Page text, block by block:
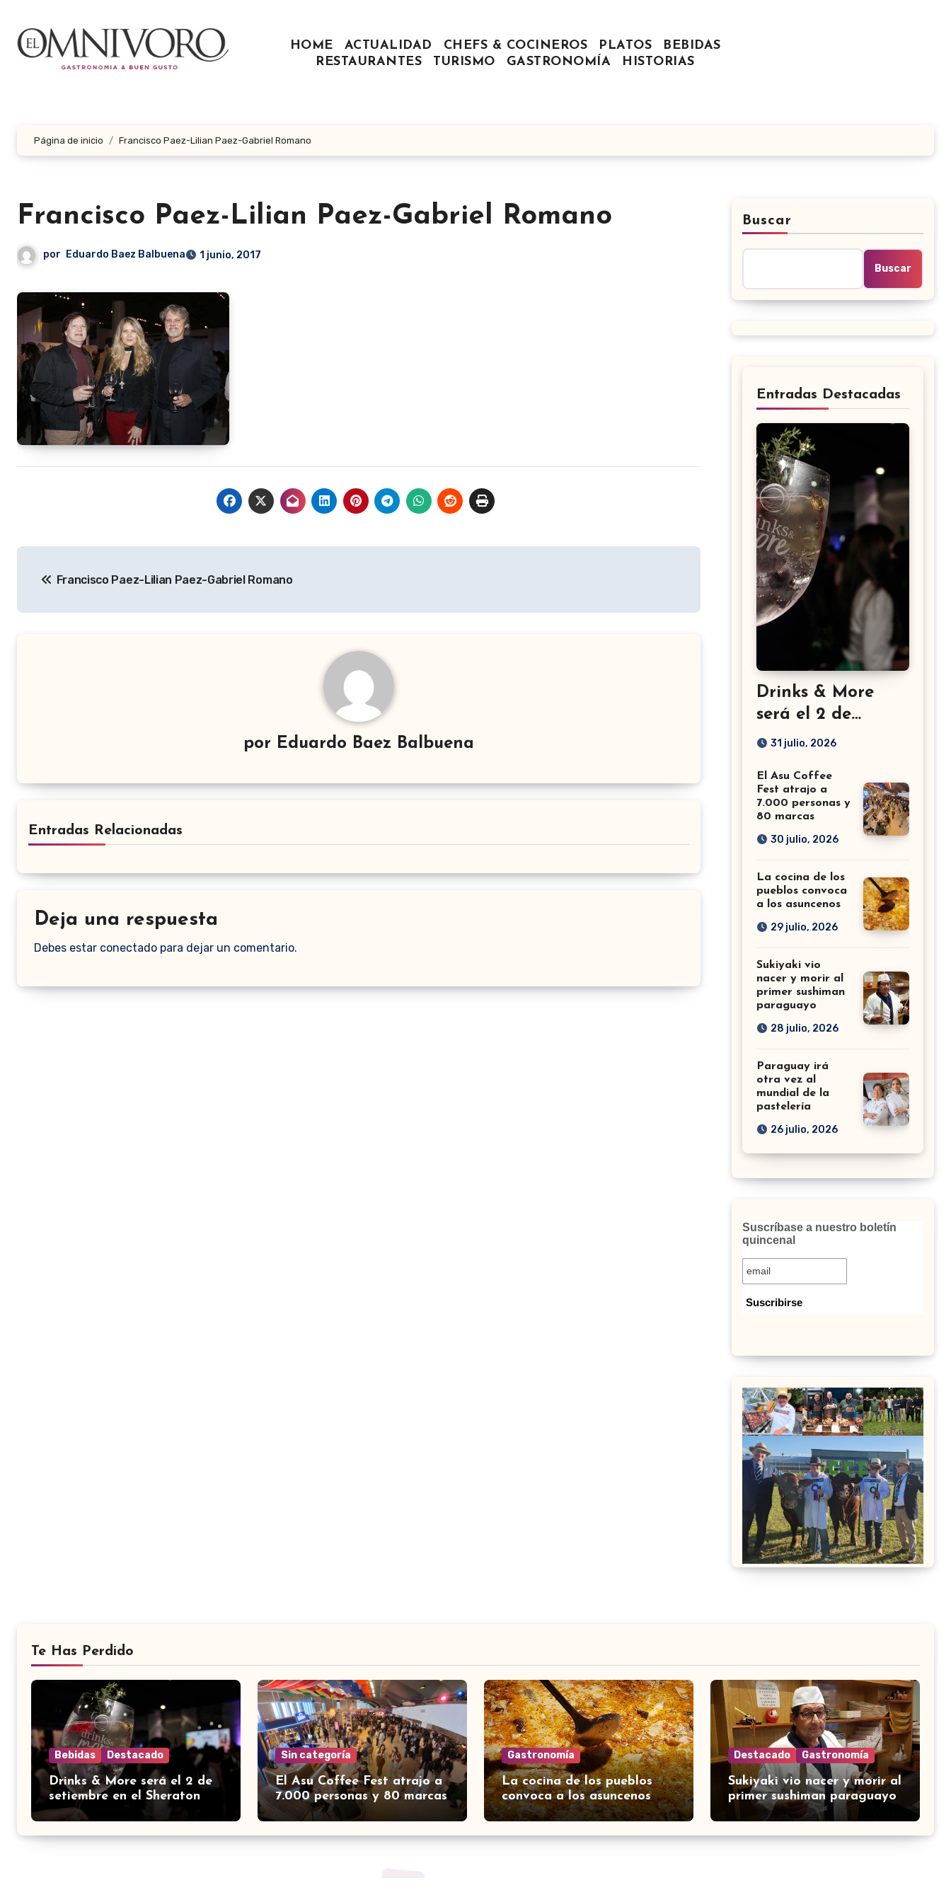
contenido
HOME ACTUALIDAD CHEFS & COCINEROS PLATOS
BEBIDAS
RESTAURANTES
TURISMO GASTRONOMÍA HISTORIAS
Página de inicio Francisco Paez-Lilian Paez-Gabriel Romano
Francisco Paez-Lilian Paez-Gabriel Romano
por Eduardo Baez Balbuena 1 junio, 2017
de
entradas
Francisco Paez-Lilian Paez-Gabriel Romano
por Eduardo Baez Balbuena
Entradas Relacionadas
Deja una respuesta
Debes estar conectado para dejar un comentario.
Buscar
Buscar
Entradas Destacadas
Drinks & More
será el 2 de
setiembre en el
31 julio, 2026
El Asu Coffee
Fest atrajo a
7.000 personas y
80 marcas
30 julio, 2026
La cocina de los
pueblos convoca
a los asuncenos
29 julio, 2026
Sukiyaki vio
nacer y morir al
primer sushiman
paraguayo
28 julio, 2026
Paraguay irá
otra vez al
mundial de la
pastelería
26 julio, 2026
Suscríbase a nuestro boletín
quincenal
Te Has Perdido
Bebidas Destacado
Drinks & More será el 2 de
setiembre en el Sheraton
Sin categoría
El Asu Coffee Fest atrajo a
7.000 personas y 80 marcas
Gastronomía
La cocina de los pueblos
convoca a los asuncenos
Destacado Gastronomía
Sukiyaki vio nacer y morir al
primer sushiman paraguayo